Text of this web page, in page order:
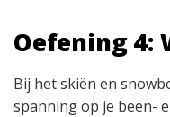
Oefening 4:
Bij het skiën en
spanning op je been-